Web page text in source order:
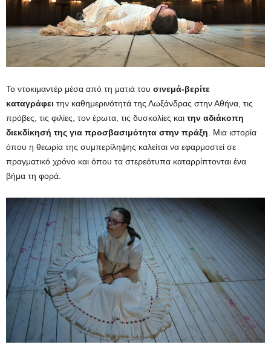
Το ντοκιμαντέρ μέσα από τη ματιά του σινεμά-βερίτε
καταγράφει την καθημερινότητά της Λωξάνδρας στην Αθήνα, τις
πρόβες, τις φιλίες, τον έρωτα, τις δυσκολίες και την αδιάκοπη
διεκδίκησή της για προσβασιμότητα στην πράξη . Μια ιστορία
όπου η θεωρία της συμπερίληψης καλείται να εφαρμοστεί σε
πραγματικό χρόνο και όπου τα στερεότυπα καταρρίπτονται ένα
βήμα τη φορά.